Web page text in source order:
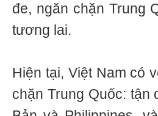
đe, ngăn chặn Trung
tương lai.
Hiện tại, Việt Nam có
chặn Trung Quốc: tận